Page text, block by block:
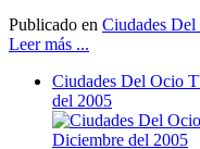
Publicado en Ciudades
Leer más ...
Ciudades Del Ocio
del 2005